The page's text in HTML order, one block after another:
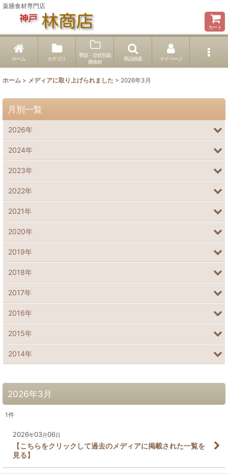
薬膳食材専門店
カート
ホーム カテゴリ
季節・症状別薬
膳食材
商品検索 マイページ
ホーム > メディアに取り上げられました > 2026年3月
2026年3月
1件
2026年03月06日
【こちらをクリックして過去のメディアに掲載された一覧を
見る】
月別一覧
2026年
2024年
2023年
2022年
2021年
2020年
2019年
2018年
2017年
2016年
2015年
2014年